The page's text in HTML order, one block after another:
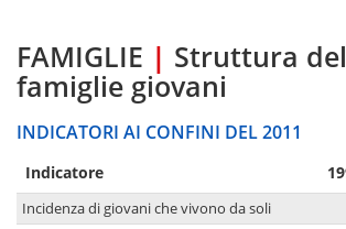
FAMIGLIE | Struttura
famiglie giovani
INDICATORI AI CONFINI DEL 2011
Indicatore
Incidenza di giovani che vivono da soli